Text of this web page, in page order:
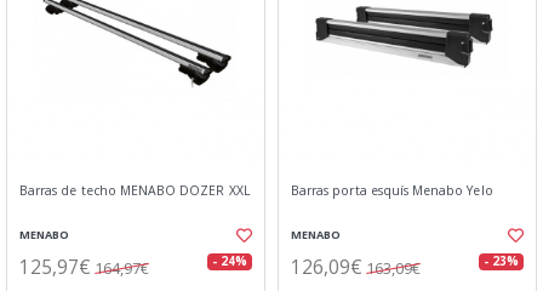
Barras de techo MENABO DOZER XXL
MENABO
125,97€ 164,97€ - 24%
Barras porta esquís Menabo Yelo
MENABO
126,09€ 163,09€ - 23%